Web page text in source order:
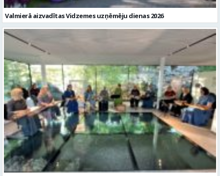
Valmierā aizvadītas Vidzemes uzņēmēju dienas 2026